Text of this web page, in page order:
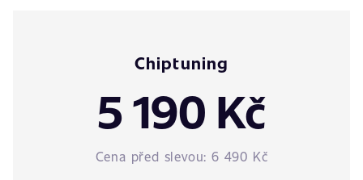
Chiptuning
5 190 Kč
Cena před slevou: 6 490 Kč